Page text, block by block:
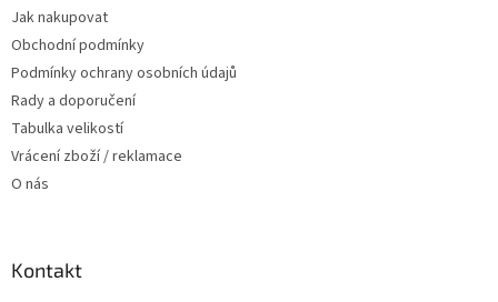
Jak nakupovat
Obchodní podmínky
Podmínky ochrany osobních údajů
Rady a doporučení
Tabulka velikostí
Vrácení zboží / reklamace
O nás
Kontakt